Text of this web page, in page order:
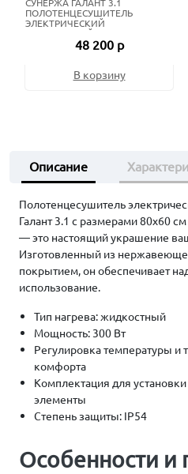
ПОЛОТЕНЦЕСУШИТЕЛЬ
ЭЛЕКТРИЧЕСКИЙ
ЖИДКОСТНЫЙ 80Х50 СМ
СОСТАРЕННАЯ БРОНЗА
48 200 р
В корзину
Описание
Полотенцесушитель
Галант 3.1 с размерами 80х60
— это настоящий украшение
Изготовленный из
покрытием, он обеспечивает
использование.
Тип нагрева: жидкостный
Мощность: 300 Вт
Регулировка температуры и
комфорта
Комплектация для
элементы
Степень защиты: IP54
Особенности и